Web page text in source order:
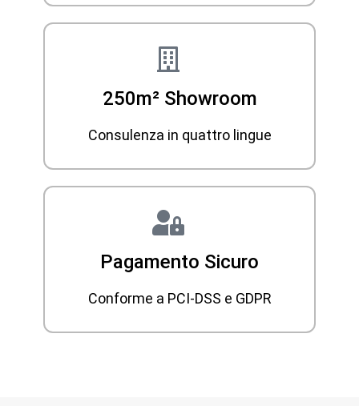
250m² Showroom
Consulenza in quattro lingue
Pagamento Sicuro
Conforme a PCI-DSS e GDPR